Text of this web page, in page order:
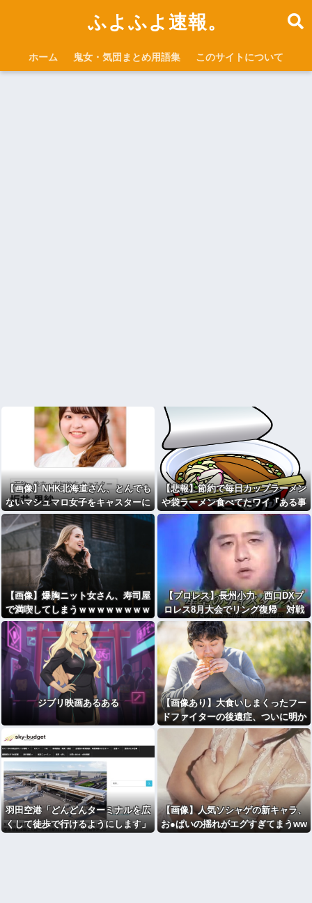
ふよふよ速報。
ホーム 鬼女・気団まとめ用語集 このサイトについて
【画像】NHK北海道さん、とんでも
ないマシュマロ女子をキャスターに
起用ｗ
【悲報】節約で毎日カップラーメン
や袋ラーメン食べてたワイ『ある事
実』に気付くｗｗｗｗｗｗ
【画像】爆胸ニット女さん、寿司屋
で満喫してしまうｗｗｗｗｗｗｗｗ
ｗｗ
【プロレス】長州小力 西口DXプ
ロレス8月大会でリング復帰 対戦
相手はクロちゃん 道交法違反の疑
いも不起訴に
ジブリ映画あるある
【画像あり】大食いしまくったフー
ドファイターの後遺症、ついに明か
され始める････！！
羽田空港「どんどんターミナルを広
くして徒歩で行けるようにします」
【画像】人気ソシャゲの新キャラ、
お●ぱいの揺れがエグすぎてまうww